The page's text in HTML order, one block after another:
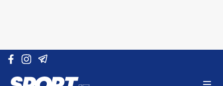
Vai al contenuto